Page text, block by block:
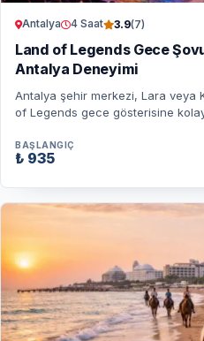
Antalya 4 Saat 3.9(7)
Land of Legends Gece
Antalya Deneyimi
Antalya şehir merkezi, Lara veya
of Legends gece gösterisine
BAŞLANGIÇ
₺ 935